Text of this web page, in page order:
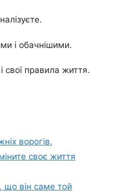
і обачнішими.
свої правила життя.
ворогів,
своє життя
що він саме той